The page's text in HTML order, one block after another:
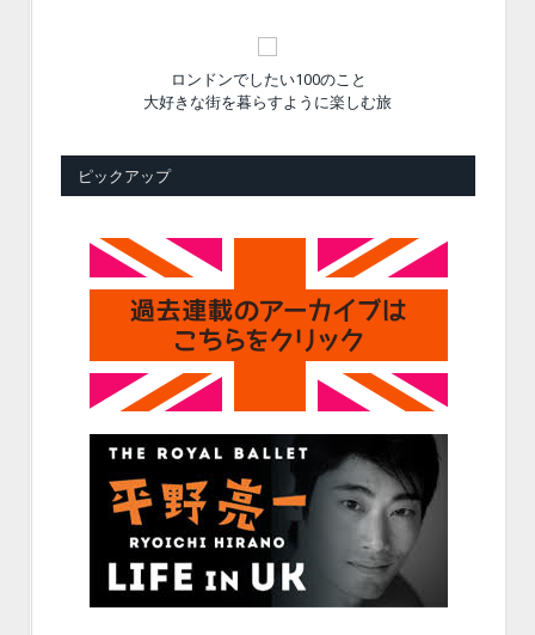
ロンドンでしたい100のこと
大好きな街を暮らすように楽しむ旅
ピックアップ